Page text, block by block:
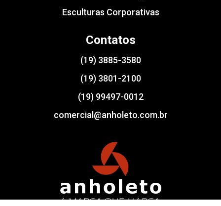
Esculturas Corporativas
Contatos
(19) 3885-3580
(19) 3801-2100
(19) 99497-0012
comercial@anholeto.com.br